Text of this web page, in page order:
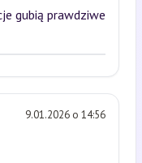
gubią prawdziwe
9.01.2026 o 14:56